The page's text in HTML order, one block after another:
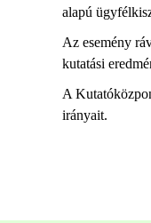
alapú
Az esemény
kutatási
A
irányait.